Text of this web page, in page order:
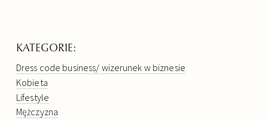
KATEGORIE:
Dress code business/ wizerunek w biznesie
Kobieta
Lifestyle
Mężczyzna